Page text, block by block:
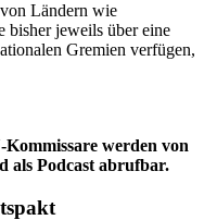
Ländern wie
bisher jeweils über eine
Gremien verfügen,
werden von
als Podcast abrufbar.